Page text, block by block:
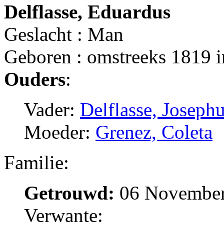
Delflasse, Eduardus
Geslacht : Man
Geboren : omstreeks 1819
Ouders:
Vader: Delflasse,
Moeder: Grenez, Coleta
Familie:
Getrouwd: 06
Verwante: